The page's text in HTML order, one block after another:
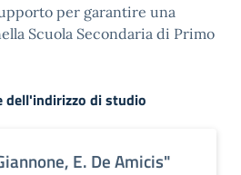
per garantire una
Scuola Secondaria di Primo
di studio
E. De Amicis"